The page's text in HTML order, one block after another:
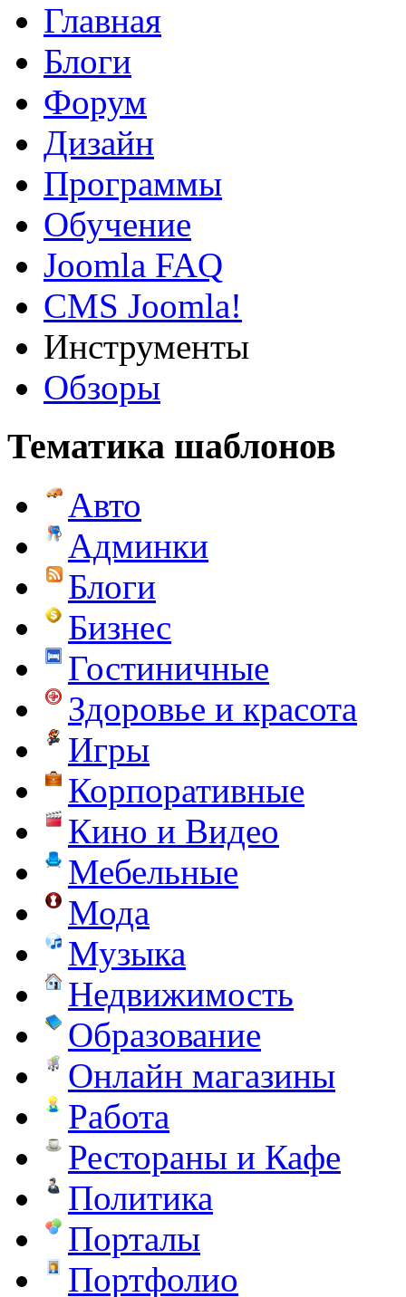
Главная
Блоги
Форум
Дизайн
Программы
Обучение
Joomla FAQ
CMS Joomla!
Инструменты
Обзоры
Тематика шаблонов
Авто
Админки
Блоги
Бизнес
Гостиничные
Здоровье и красота
Игры
Корпоративные
Кино и Видео
Мебельные
Мода
Музыка
Недвижимость
Образование
Онлайн магазины
Работа
Рестораны и Кафе
Политика
Порталы
Портфолио